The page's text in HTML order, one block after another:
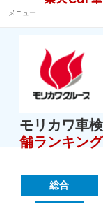
メニュー
モリカワ車
舗ランキン
総合